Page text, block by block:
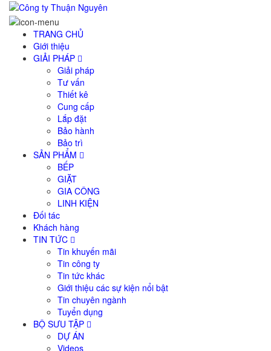
TRANG CHỦ
Giới thiệu
GIẢI PHÁP
Giải pháp
Tư vấn
Thiết kê
Cung cấp
Lắp đặt
Bảo hành
Bảo trì
SẢN PHẨM
BẾP
GIẶT
GIA CÔNG
LINH KIỆN
Đối tác
Khách hàng
TIN TỨC
Tin khuyến mãi
Tin công ty
Tin tức khác
Giới thiệu các sự kiện nổi bật
Tin chuyên ngành
Tuyển dụng
BỘ SƯU TẬP
DỰ ÁN
Videos